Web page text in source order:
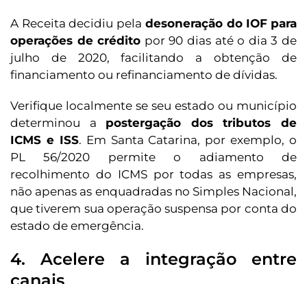
A Receita decidiu pela desoneração do IOF para
operações de crédito por 90 dias até o dia 3 de
julho de 2020, facilitando a obtenção de
financiamento ou refinanciamento de dívidas.
Verifique localmente se seu estado ou município
determinou a postergação dos tributos de
ICMS e ISS. Em Santa Catarina, por exemplo, o
PL 56/2020 permite o adiamento de
recolhimento do ICMS por todas as empresas,
não apenas as enquadradas no Simples Nacional,
que tiverem sua operação suspensa por conta do
estado de emergência.
4. Acelere a integração entre
canais